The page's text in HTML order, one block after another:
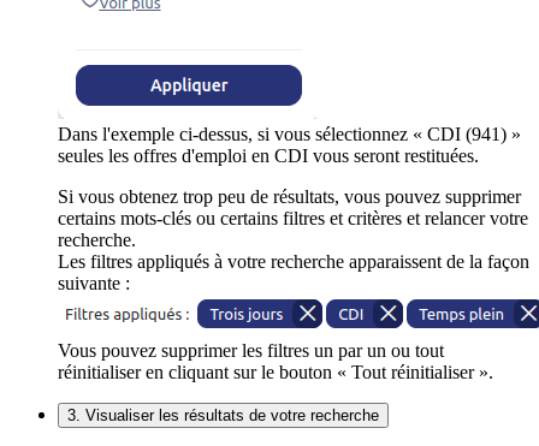
Dans l'exemple ci-dessus, si vous sélectionnez « CDI (941) »
seules les offres d'emploi en CDI vous seront restituées.
Si vous obtenez trop peu de résultats, vous pouvez supprimer
certains mots-clés ou certains filtres et critères et relancer votre
recherche.
Les filtres appliqués à votre recherche apparaissent de la façon
suivante :
Vous pouvez supprimer les filtres un par un ou tout
réinitialiser en cliquant sur le bouton « Tout réinitialiser ».
3. Visualiser les résultats de votre recherche